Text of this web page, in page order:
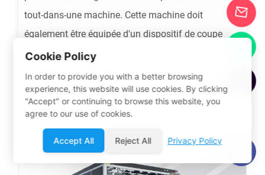
tout-dans-une machine. Cette machine doit
également être équipée d'un dispositif de coupe
indépendant pour le traitement des rebords. Cen'est
pas pointilleux sur les moisissures, alors certains
commencent-les ups le favoriseront toujours.
Cookie Policy
In order to provide you with a better browsing
experience, this website will use cookies. By clicking
"Accept" or continuing to browse this website, you
agree to our use of cookies.
Accept All Reject All Privacy Policy